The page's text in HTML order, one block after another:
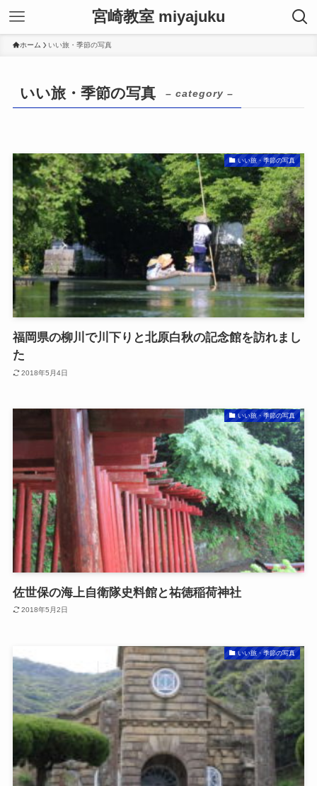
宮崎教室 miyajuku
ホーム いい旅・季節の写真
いい旅・季節の写真 – category –
いい旅・季節の写真
福岡県の柳川で川下りと北原白秋の記念館を訪れまし
た
2018年5月4日
いい旅・季節の写真
佐世保の海上自衛隊史料館と祐徳稲荷神社
2018年5月2日
いい旅・季節の写真